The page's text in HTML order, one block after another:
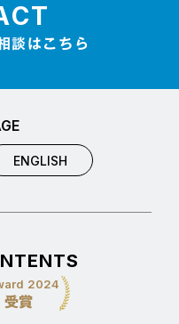
談はこちら
ENGLISH
2024
受賞